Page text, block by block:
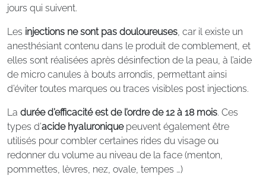
jours qui suivent.
Les injections ne sont pas douloureuses, car il existe un
anesthésiant contenu dans le produit de comblement, et
elles sont réalisées après désinfection de la peau, à l’aide
de micro canules à bouts arrondis, permettant ainsi
d’éviter toutes marques ou traces visibles post injections.
La durée d’efficacité est de l’ordre de 12 à 18 mois. Ces
types d’acide hyaluroniquepeuvent également être
utilisés pour combler certaines rides du visage ou
redonner du volume au niveau de la face (menton,
pommettes, lèvres, nez, ovale, tempes …)